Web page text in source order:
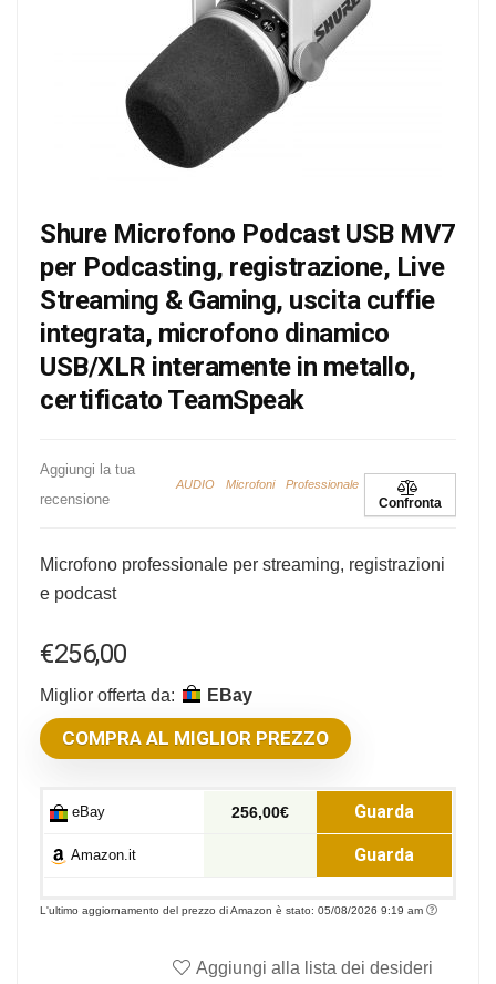
Shure Microfono Podcast USB MV7
per Podcasting, registrazione, Live
Streaming & Gaming, uscita cuffie
integrata, microfono dinamico
USB/XLR interamente in metallo,
certificato TeamSpeak
Aggiungi la tua
recensione
AUDIO Microfoni Professionale
Confronta
Microfono professionale per streaming, registrazioni
e podcast
€256,00
Miglior offerta da: eBay
COMPRA AL MIGLIOR PREZZO
eBay 256,00€ Guarda
Amazon.it Guarda
L'ultimo aggiornamento del prezzo di Amazon è stato: 05/08/2026 9:19 am
Aggiungi alla lista dei desideri